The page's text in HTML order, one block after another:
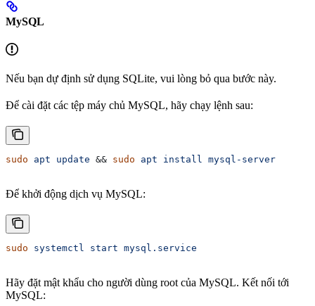
MySQL
Nếu bạn dự định sử dụng SQLite, vui lòng bỏ qua bước này.
Để cài đặt các tệp máy chủ MySQL, hãy chạy lệnh sau:
sudo apt update && sudo apt install mysql-server
Để khởi động dịch vụ MySQL:
sudo systemctl start mysql.service
Hãy đặt mật khẩu cho người dùng root của MySQL. Kết nối tới
MySQL: